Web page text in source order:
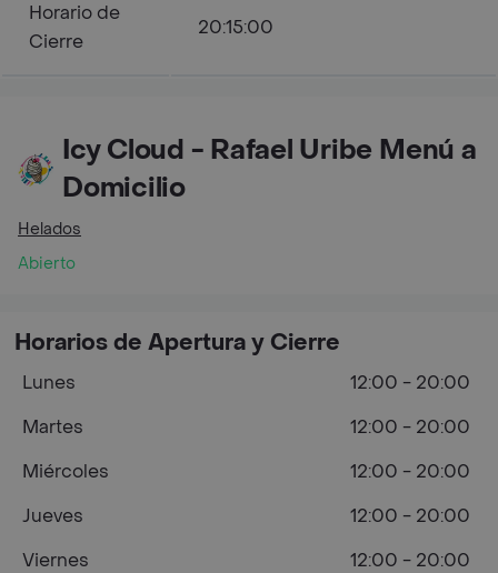
Horario de
Cierre
20:15:00
Icy Cloud - Rafael Uribe Menú a
Domicilio
Helados
Abierto
Horarios de Apertura y Cierre
Lunes
12:00 - 20:00
Martes
12:00 - 20:00
Miércoles
12:00 - 20:00
Jueves
12:00 - 20:00
Viernes
12:00 - 20:00